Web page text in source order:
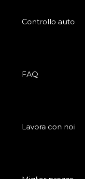
Controllo auto
FAQ
Lavora con noi